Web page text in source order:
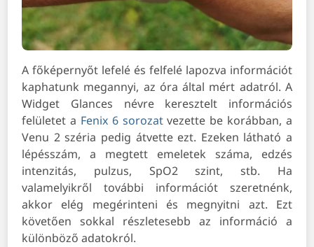
A főképernyőt lefelé és felfelé lapozva információt
kaphatunk megannyi, az óra által mért adatról. A
Widget Glances névre keresztelt információs
felületet a Fenix 6 sorozatvezette be korábban, a
Venu 2 széria pedig átvette ezt. Ezeken látható a
lépésszám, a megtett emeletek száma, edzés
intenzitás, pulzus, SpO2 szint, stb. Ha
valamelyikről további információt szeretnénk,
akkor elég megérinteni és megnyitni azt. Ezt
követően sokkal részletesebb az információ a
különböző adatokról.